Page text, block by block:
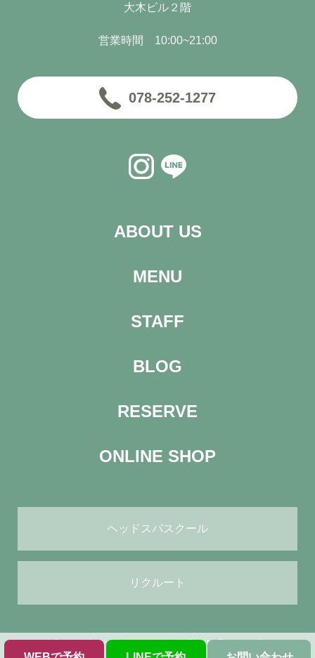
大木ビル２階
営業時間 10:00~21:00
078-252-1277
ABOUT US
MENU
STAFF
BLOG
RESERVE
ONLINE SHOP
ヘッドスパスクール
リクルート
© ヘッドスパサロン green All Rights Reserved.